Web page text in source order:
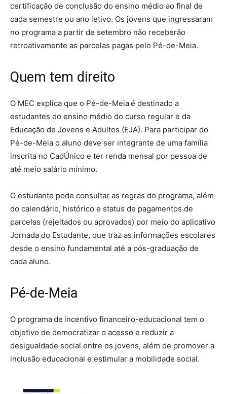
certificação de conclusão do ensino médio ao final de
cada semestre ou ano letivo. Os jovens que ingressaram
no programa a partir de setembro não receberão
retroativamente as parcelas pagas pelo Pé-de-Meia.
Quem tem direito
O MEC explica que o Pé-de-Meia é destinado a
estudantes do ensino médio do curso regular e da
Educação de Jovens e Adultos (EJA). Para participar do
Pé-de-Meia o aluno deve ser integrante de uma família
inscrita no CadÚnico e ter renda mensal por pessoa de
até meio salário mínimo.
O estudante pode consultar as regras do programa, além
do calendário, histórico e status de pagamentos de
parcelas (rejeitados ou aprovados) por meio do aplicativo
Jornada do Estudante, que traz as informações escolares
desde o ensino fundamental até a pós-graduação de
cada aluno.
Pé-de-Meia
O programa de incentivo financeiro-educacional tem o
objetivo de democratizar o acesso e reduzir a
desigualdade social entre os jovens, além de promover a
inclusão educacional e estimular a mobilidade social.